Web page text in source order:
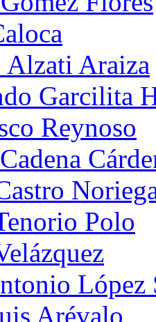
Alzati Araiza
Garcilita
Reynoso
Polo
López
Arévalo